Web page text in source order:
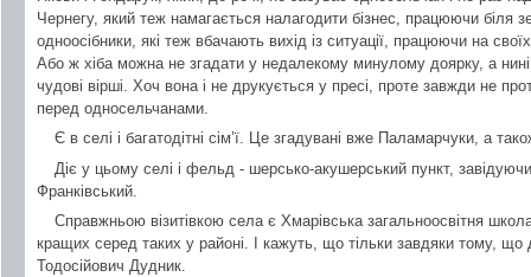
Чернегу, який теж намагається налагодити бізнес, працюючи біля
одноосібники, які теж вбачають вихід із ситуації, працюючи на
Або ж хіба можна не згадати у недалекому минулому доярку, а
чудові вірші. Хоч вона і не друкується у пресі, проте завжди не
перед односельчанами.
Є в селі і багатодітні сім’ї. Це згадувані вже Паламарчуки, а
Діє у цьому селі і фельд - шерсько-акушерський пункт,
Франківський.
Справжньою візитівкою села є Хмарівська загальноосвітня
кращих серед таких у районі. І кажуть, що тільки завдяки тому,
Тодосійович Дудник.